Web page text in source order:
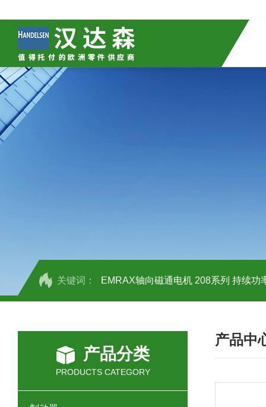
关键词： EMRAX轴向磁通电机 208系列 持续功
OEMER三相同步电机MTES 132SB/2
OEMER三相同步电机MTES 160MA/2
产品分类
PRODUCTS CATEGORY
产品中